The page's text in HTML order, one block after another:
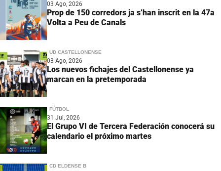
03 Ago, 2026
Prop de 150 corredors ja s’han inscrit en la 47a
Volta a Peu de Canals
UD CASTELLONENSE
03 Ago, 2026
Los nuevos fichajes del Castellonense ya
marcan en la pretemporada
FÚTBOL
31 Jul, 2026
El Grupo VI de Tercera Federación conocerá su
calendario el próximo martes
CD ELDENSE B